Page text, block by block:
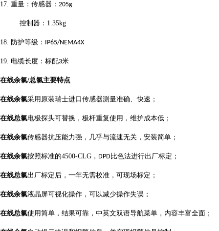
17. 重量：传感器： 205g
控制器： 1.35kg
18. 防护等级： IP65/NEMA4X
19. 电缆长度：标配3米
在线余氯/总氯主要特点
在线余氯采用原装瑞士进口传感器测量准确、快速；
在线总氯电极探头可替换，极杆重复使用，维护成本低；
在线余氯传感器抗压能力强，几乎与流速无关，安装简单；
在线余氯按照标准的4500-CLG ， DPD比色法进行出厂标定；
在线总氯出厂标定后，一年无需校准，可现场标定；
在线余氯液晶屏可视化操作，可以减少操作失误；
在线总氯使用简单，结果可靠，中英文双语导航菜单，内容丰富全面；